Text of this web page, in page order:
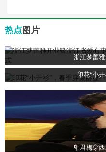
热点 图片
浙江梦蕾
印花“小
邬君梅穿西